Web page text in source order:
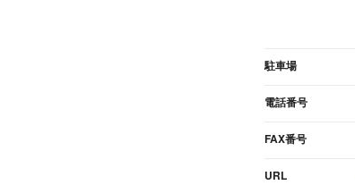
駐車場
電話番号
FAX番号
URL